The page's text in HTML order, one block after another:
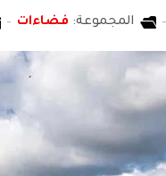
المجموعة: فضاءات